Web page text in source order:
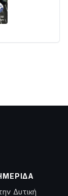
Δυτική